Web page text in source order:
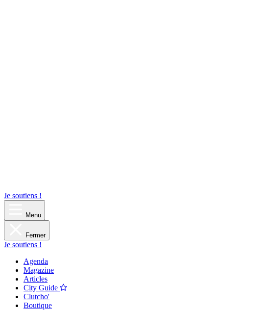
Je soutiens !
Menu
Fermer
Je soutiens !
Agenda
Magazine
Articles
City Guide
Clutcho'
Boutique